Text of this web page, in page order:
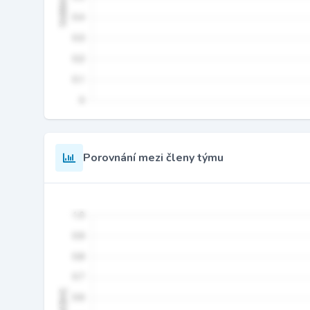
Porovnání mezi členy týmu